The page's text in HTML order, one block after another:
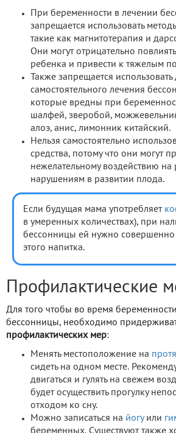
При беременности в лечении
запрещается использовать
такие как магнитотерапия и
Они могут отрицательно
ребенка и привести к тяжелым
Также запрещается использовать
самостоятельного лечения
которые вредны при
шалфей, зверобой,
алоэ, анис, лимонник китайский.
Нельзя самостоятельно
средства, потому что они могут
нежелательному воздействию на
нарушениям в развитии плода.
Если будущая мама употребляет
в умеренных количествах), при
бессонницы ей нужно совершенно
этого напитка.
Профилактические
Для того чтобы во время
бессонницы, необходимо
профилактических мер:
Менять местоположение на
сидеть на одном месте.
двигаться и гулять на свежем
будет осуществить прогулку
отходом ко сну.
Можно записаться на йогуили